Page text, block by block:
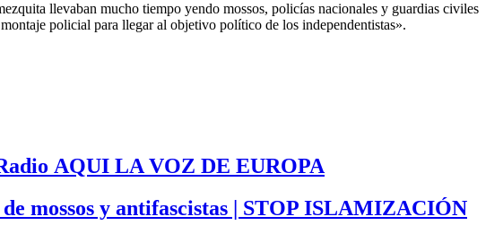
llevaban mucho tiempo yendo mossos, policías nacionales y guardias civiles
policial para llegar al objetivo político de los independentistas».
AQUI LA VOZ DE EUROPA
mossos y antifascistas | STOP ISLAMIZACIÓN